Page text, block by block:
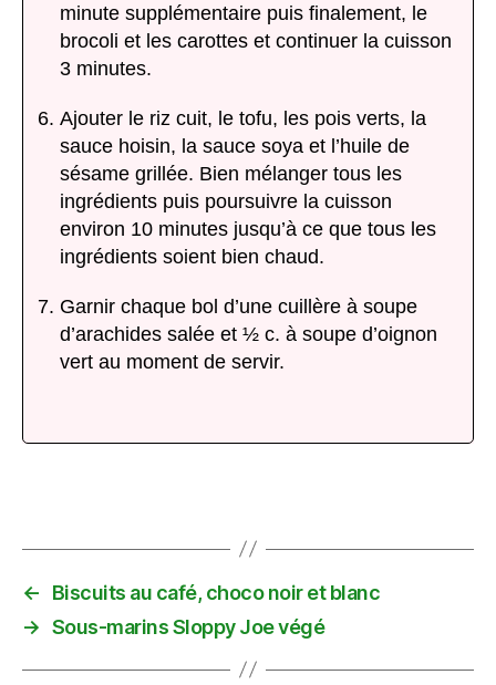
minute supplémentaire puis finalement, le
brocoli et les carottes et continuer la cuisson
3 minutes.
Ajouter le riz cuit, le tofu, les pois verts, la
sauce hoisin, la sauce soya et l’huile de
sésame grillée. Bien mélanger tous les
ingrédients puis poursuivre la cuisson
environ 10 minutes jusqu’à ce que tous les
ingrédients soient bien chaud.
Garnir chaque bol d’une cuillère à soupe
d’arachides salée et ½ c. à soupe d’oignon
vert au moment de servir.
←
Biscuits au café, choco noir et blanc
→ Sous-marins Sloppy Joe végé